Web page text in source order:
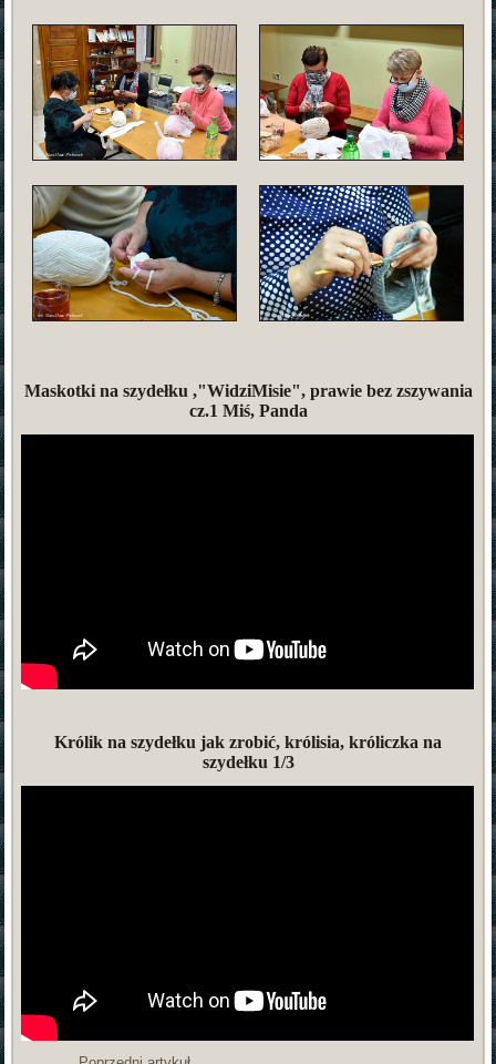
Maskotki na szydełku ,"WidziMisie", prawie bez zszywania
cz.1 Miś, Panda
Królik na szydełku jak zrobić, królisia, króliczka na
szydełku 1/3